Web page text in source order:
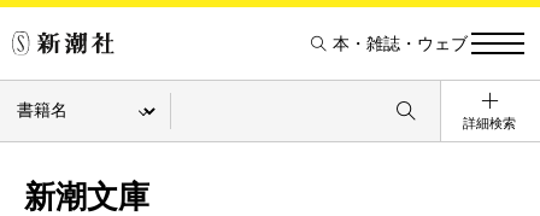
本・雑誌・ウェブ
詳細検索
新潮文庫